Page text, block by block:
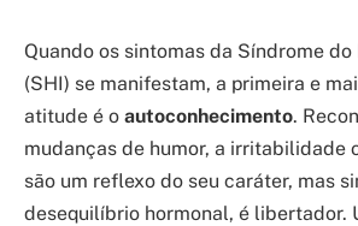
Quando os sintomas da Síndrome
(SHI) se manifestam, a primeira e
atitude é o autoconhecimento.
mudanças de humor, a irritabilidade
são um reflexo do seu caráter, mas
desequilíbrio hormonal, é libertador.